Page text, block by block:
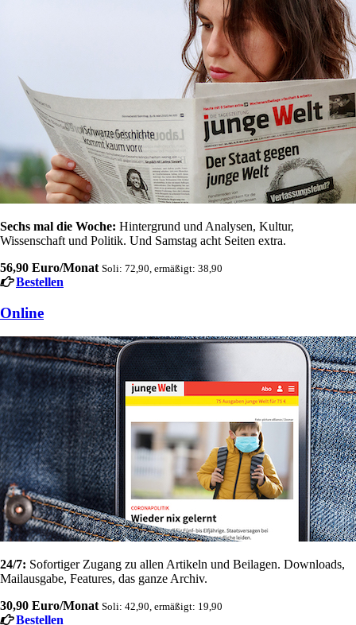
Sechs mal die Woche: Hintergrund und Analysen, Kultur,
Wissenschaft und Politik. Und Samstag acht Seiten extra.
56,90 Euro/Monat Soli: 72,90, ermäßigt: 38,90
Bestellen
Online
24/7: Sofortiger Zugang zu allen Artikeln und Beilagen. Downloads,
Mailausgabe, Features, das ganze Archiv.
30,90 Euro/Monat Soli: 42,90, ermäßigt: 19,90
Bestellen